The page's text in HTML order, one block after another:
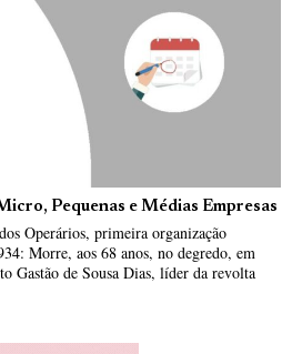
Pequenas e Médias Empresas
Operários, primeira organização
Morre, aos 68 anos, no degredo, em
Gastão de Sousa Dias, líder da revolta